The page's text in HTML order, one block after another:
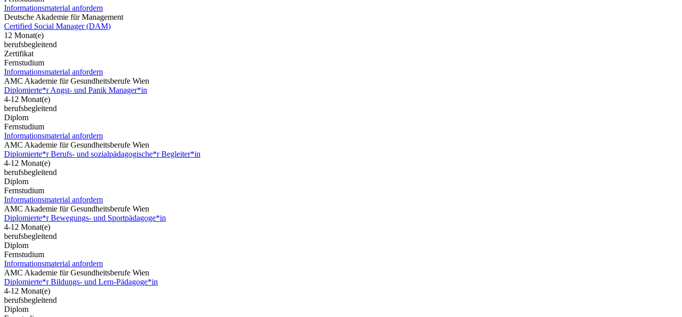
Informationsmaterial anfordern
Deutsche Akademie für Management
Certified Social Manager (DAM)
12 Monat(e)
berufsbegleitend
Zertifikat
Fernstudium
Informationsmaterial anfordern
AMC Akademie für Gesundheitsberufe Wien
Diplomierte*r Angst- und Panik Manager*in
4-12 Monat(e)
berufsbegleitend
Diplom
Fernstudium
Informationsmaterial anfordern
AMC Akademie für Gesundheitsberufe Wien
Diplomierte*r Berufs- und sozialpädagogische*r Begleiter*in
4-12 Monat(e)
berufsbegleitend
Diplom
Fernstudium
Informationsmaterial anfordern
AMC Akademie für Gesundheitsberufe Wien
Diplomierte*r Bewegungs- und Sportpädagoge*in
4-12 Monat(e)
berufsbegleitend
Diplom
Fernstudium
Informationsmaterial anfordern
AMC Akademie für Gesundheitsberufe Wien
Diplomierte*r Bildungs- und Lern-Pädagoge*in
4-12 Monat(e)
berufsbegleitend
Diplom